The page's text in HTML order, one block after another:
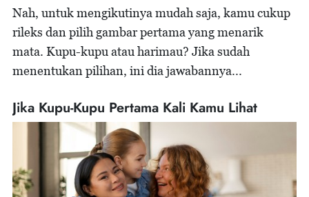
Nah, untuk mengikutinya mudah saja, kamu cukup
rileks dan pilih gambar pertama yang menarik
mata. Kupu-kupu atau harimau? Jika sudah
menentukan pilihan, ini dia jawabannya...
Jika Kupu-Kupu Pertama Kali Kamu Lihat